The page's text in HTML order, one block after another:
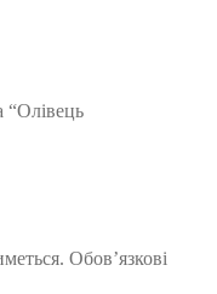
“Олівець
Обов’язкові